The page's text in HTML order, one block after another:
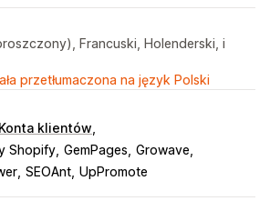
Francuski, Holenderski, i
przetłumaczona na język Polski
Konta klientów
Shopify GemPages Growave
SEOAnt UpPromote